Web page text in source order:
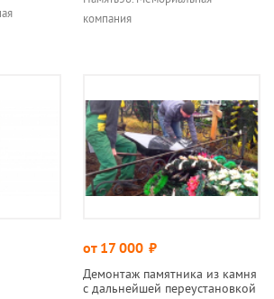
компания
от 17 000 руб.
Демонтаж памятника из камня
с дальнейшей переустановкой